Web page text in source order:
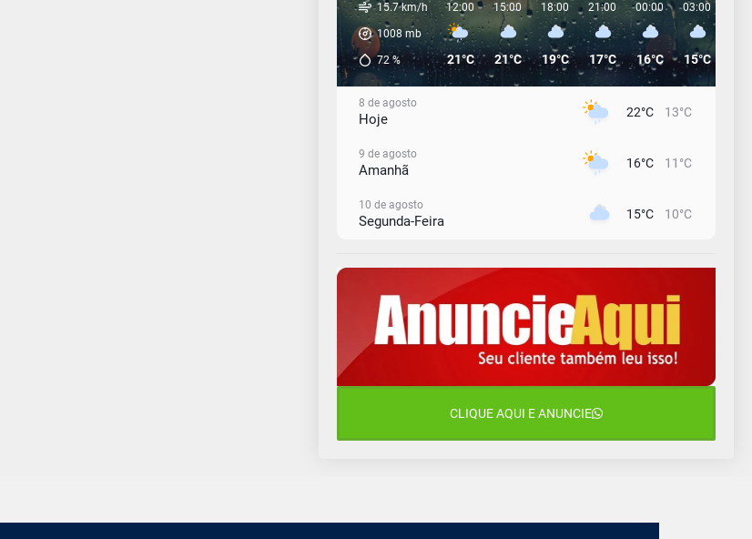
15.7 km/h
1008 mb
72%
12:00
21°C
15:00
21°C
18:00
19°C
21:00
17°C
00:00
16°C
03:00
15°C
8 de agosto
Hoje 22°C 13°C
9 de agosto
Amanhã 16°C 11°C
10 de agosto
Segunda-Feira 15°C 10°C
Terça-Feira 13°C 11°C
12 de agosto
Quarta-Feira
13 de agosto
20°C 15°C
CLIQUE AQUI E ANUNCIE